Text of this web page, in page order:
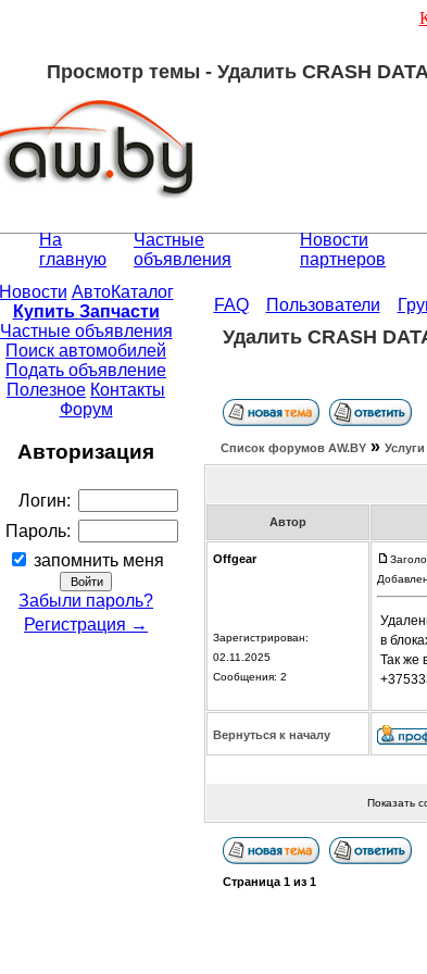
Просмотр темы - Удалить CRASH
На
главную
Частные
объявления
Новости
партнеров
Новости АвтоКаталог
Купить Запчасти
Частные объявления
Поиск автомобилей
Подать объявление
Полезное Контакты
Форум
Авторизация
Логин:
Пароль:
запомнить меня
Забыли пароль?
Регистрация →
FAQ Пользователи
Удалить CRASH
Список форумов АW.BY» Услуги
Автор
Offgear
Зарегистрирован:
02.11.2025
Сообщения: 2
в
Так же
Вернуться к началу
Показать
Страница 1 из 1